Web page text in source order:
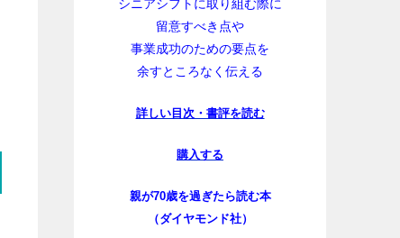
シニアシフトに取り組む際に
留意すべき点や
事業成功のための要点を
余すところなく伝える
詳しい目次・書評を読む
購入する
親が70歳を過ぎたら読む本
（ダイヤモンド社）